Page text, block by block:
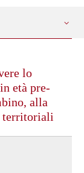
lo
età pre-
alla
territoriali